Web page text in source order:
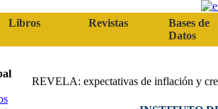
Libros Revistas
Bases de
Datos
REVELA: expectativas de inflación y